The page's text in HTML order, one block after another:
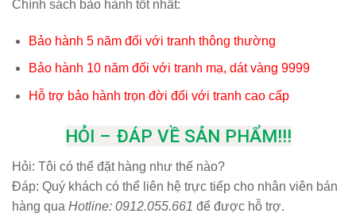
Chính sách bảo hành tốt nhất:
Bảo hành 5 năm đối với tranh thông thường
Bảo hành 10 năm đối với tranh mạ, dát vàng 9999
Hỗ trợ bảo hành trọn đời đối với tranh cao cấp
HỎI – ĐÁP VỀ SẢN PHẨM!!!
Hỏi: Tôi có thể đặt hàng như thế nào?
Đáp: Quý khách có thể liên hệ trực tiếp cho nhân viên bán
hàng qua Hotline: 0912.055.661 để được hỗ trợ.